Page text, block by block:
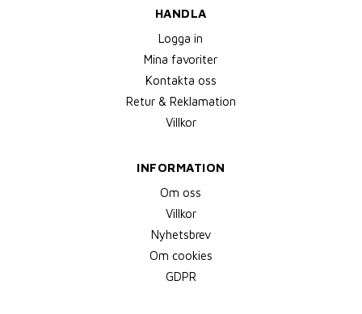
HANDLA
Logga in
Mina favoriter
Kontakta oss
Retur & Reklamation
Villkor
INFORMATION
Om oss
Villkor
Nyhetsbrev
Om cookies
GDPR